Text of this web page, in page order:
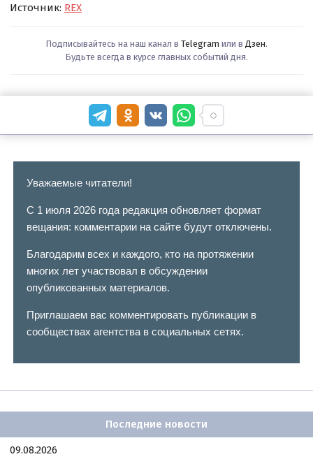
Источник: REX
Подписывайтесь на наш канал в Telegram или в Дзен.
Будьте всегда в курсе главных событий дня.
Уважаемые читатели!
С 1 июля 2026 года редакция обновляет формат
вещания: комментарии на сайте будут отключены.
Благодарим всех и каждого, кто на протяжении
многих лет участвовал в обсуждении
опубликованных материалов.
Приглашаем вас комментировать публикации в
сообществах агентства в социальных сетях.
Последние новости
09.08.2026